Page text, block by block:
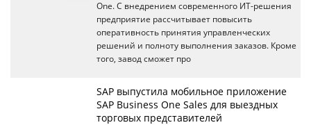
One. С внедрением современного ИТ-решения
предприятие рассчитывает повысить
оперативность принятия управленческих
решений и полноту выполнения заказов. Кроме
того, завод сможет про
SAP выпустила мобильное приложение
SAP Business One Sales для выездных
торговых представителей